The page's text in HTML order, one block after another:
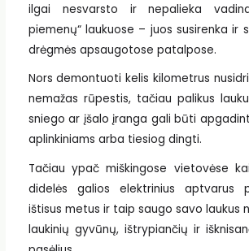
ilgai nesvarsto ir nepalieka
piemenų“ laukuose – juos susirenka ir
drėgmės apsaugotose patalpose.
Nors demontuoti kelis kilometrus
nemažas rūpestis, tačiau palikus
sniego ar įšalo įranga gali būti
aplinkiniams arba tiesiog dingti.
Tačiau ypač miškingose vietovėse
didelės galios elektrinius aptvarus
ištisus metus ir taip saugo savo laukus
laukinių gyvūnų, ištrypiančių ir